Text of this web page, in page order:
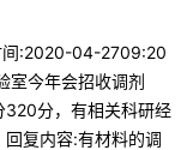
间:2020-04-2709:20
室今年会招收调剂
320分，有相关科研经
复内容:有材料的调